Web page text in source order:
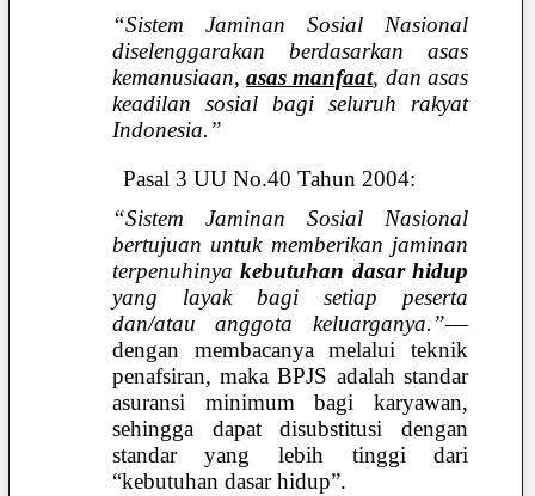
“Sistem Jaminan Sosial Nasional
diselenggarakan berdasarkan asas
kemanusiaan,asas manfaat, dan asas
keadilan sosial bagi seluruh rakyat
Indonesia.”
Pasal 3 UU No.40 Tahun 2004:
“Sistem Jaminan Sosial Nasional
bertujuan untuk memberikan jaminan
terpenuhinyakebutuhan dasar hidup
yang layak bagi setiap peserta
dan/atau anggota keluarganya.”—
dengan membacanya melalui teknik
penafsiran, maka BPJS adalah standar
asuransi minimum bagi karyawan,
sehingga dapat disubstitusi dengan
standar yang lebih tinggi dari
“kebutuhan dasar hidup”.